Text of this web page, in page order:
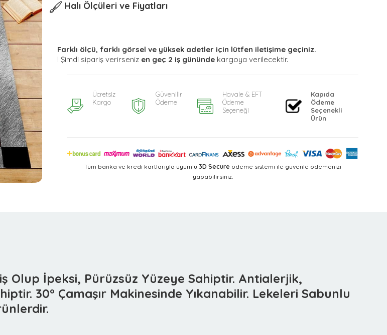
Halı Ölçüleri ve Fiyatları
Farklı ölçü, farklı görsel ve yüksek adetler için lütfen iletişime geçiniz.
! Şimdi sipariş verirseniz en geç 2 iş gününde kargoya verilecektir.
Ücretsiz
Kargo
Güvenilir
Ödeme
Havale & EFT
Ödeme
Seçeneği
Kapıda
Ödeme
Seçenekli
Ürün
Tüm banka ve kredi kartlarıyla uyumlu 3D Secure ödeme sistemi ile güvenle ödemenizi
yapabilirsiniz.
Olup İpeksi, Pürüzsüz Yüzeye Sahiptir. Antialerjik,
30° Çamaşır Makinesinde Yıkanabilir. Lekeleri Sabunlu